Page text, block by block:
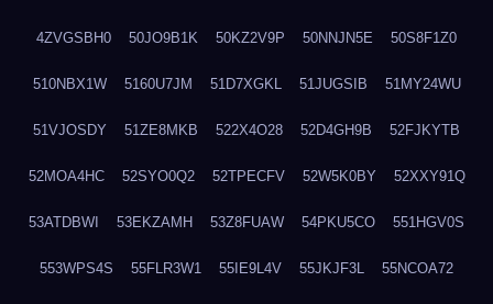
4ZVGSBH0 50JO9B1K 50KZ2V9P 50NNJN5E 50S8F1Z0
510NBX1W 5160U7JM 51D7XGKL 51JUGSIB 51MY24WU
51VJOSDY 51ZE8MKB 522X4O28 52D4GH9B 52FJKYTB
52MOA4HC 52SYO0Q2 52TPECFV 52W5K0BY 52XXY91Q
53ATDBWI 53EKZAMH 53Z8FUAW 54PKU5CO 551HGV0S
553WPS4S 55FLR3W1 55IE9L4V 55JKJF3L 55NCOA72